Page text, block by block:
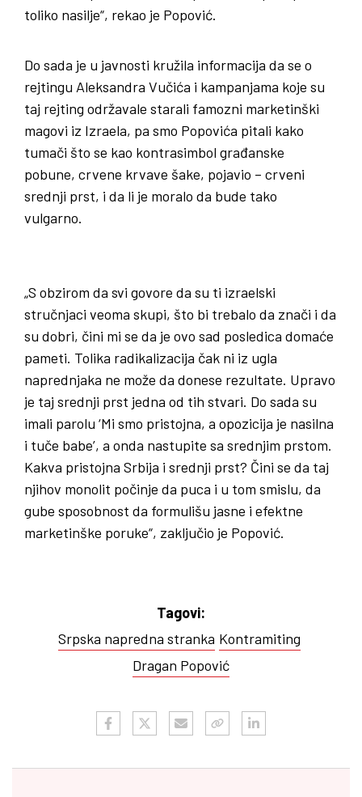
toliko nasilje“, rekao je Popović.
Do sada je u javnosti kružila informacija da se o
rejtingu Aleksandra Vučića i kampanjama koje su
taj rejting održavale starali famozni marketinški
magovi iz Izraela, pa smo Popovića pitali kako
tumači što se kao kontrasimbol građanske
pobune, crvene krvave šake, pojavio – crveni
srednji prst, i da li je moralo da bude tako
vulgarno.
„S obzirom da svi govore da su ti izraelski
stručnjaci veoma skupi, što bi trebalo da znači i da
su dobri, čini mi se da je ovo sad posledica domaće
pameti. Tolika radikalizacija čak ni iz ugla
naprednjaka ne može da donese rezultate. Upravo
je taj srednji prst jedna od tih stvari. Do sada su
imali parolu ‘Mi smo pristojna, a opozicija je nasilna
i tuče babe’, a onda nastupite sa srednjim prstom.
Kakva pristojna Srbija i srednji prst? Čini se da taj
njihov monolit počinje da puca i u tom smislu, da
gube sposobnost da formulišu jasne i efektne
marketinške poruke“, zaključio je Popović.
Tagovi:
Srpska napredna stranka Kontramiting
Dragan Popović